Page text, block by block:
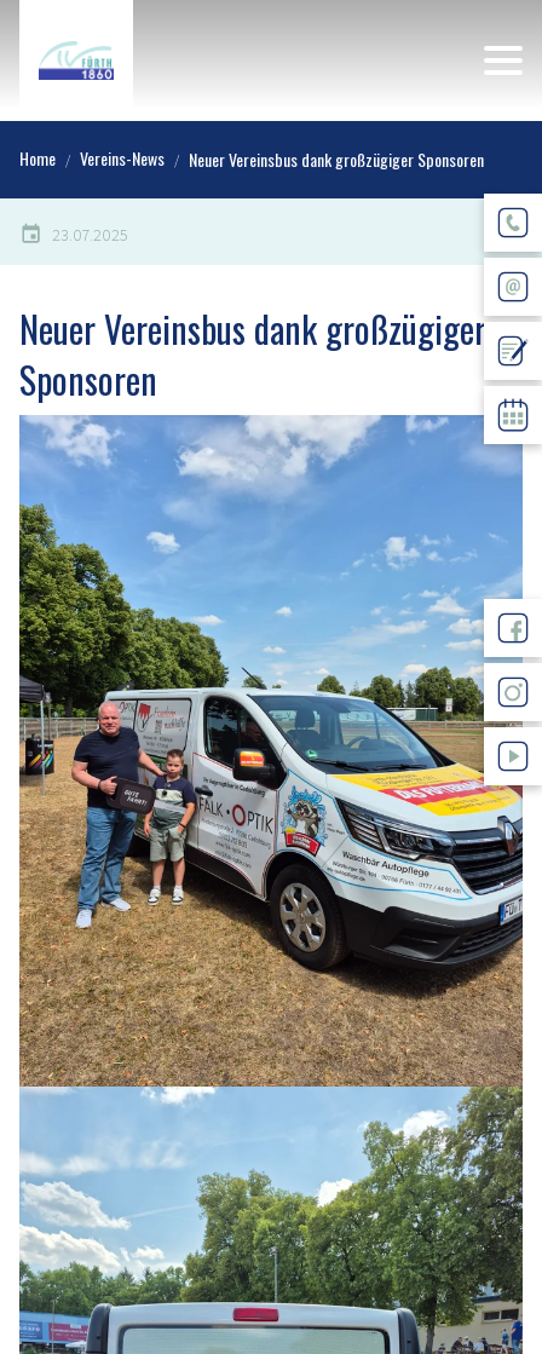
Home Vereins-News Neuer Vereinsbus dank großzügiger Sponsoren
23.07.2025
Neuer Vereinsbus dank großzügiger
Sponsoren